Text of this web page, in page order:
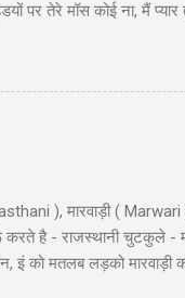
पर तेरे मॉस कोई ना, मैं
Status जिन कामा पै
), मारवाड़ी (
है - राजस्थानी चुटकुले -
इं को मतलब लड़को मारवाड़ी